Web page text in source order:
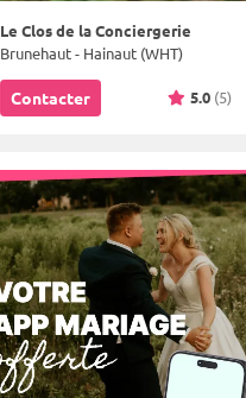
Le Clos de la Conciergerie
Brunehaut - Hainaut (WHT)
Contacter 5.0 (5)